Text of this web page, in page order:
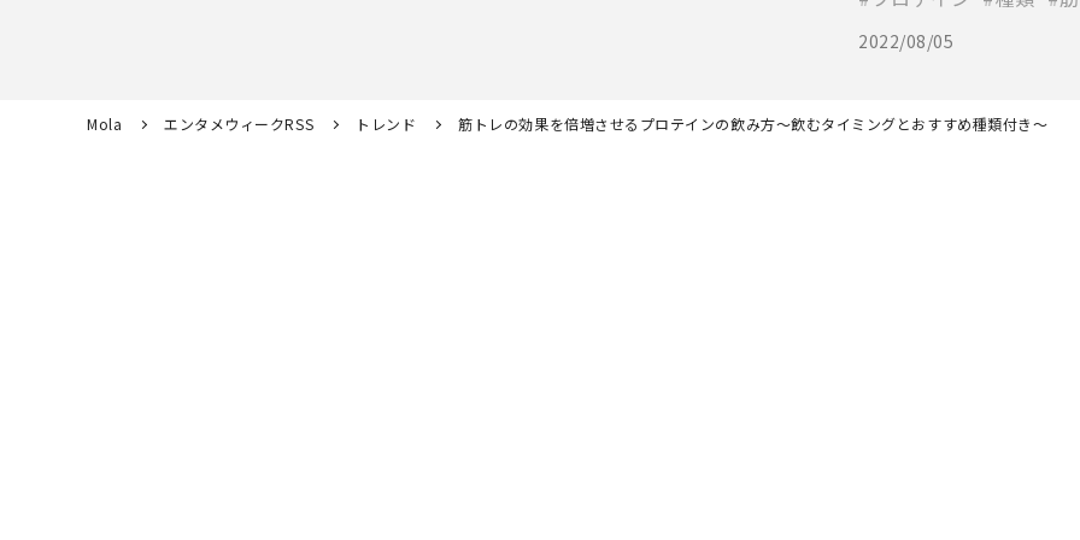
2022/08/05
Mola エンタメウィークRSS トレンド 筋トレの効果を倍増させるプロテインの飲み方～飲むタイミングとおすすめ種類付き～